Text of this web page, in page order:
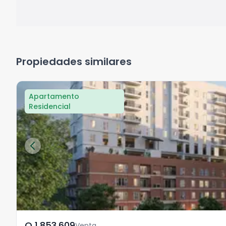
Propiedades similares
Apartamento
Residencial